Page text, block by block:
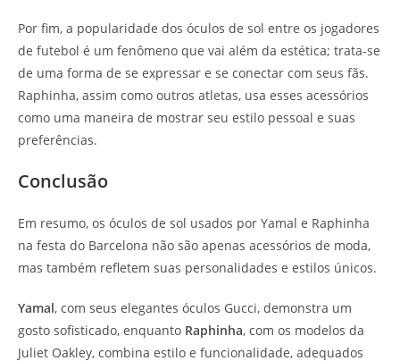
Por fim, a popularidade dos óculos de sol entre os jogadores
de futebol é um fenômeno que vai além da estética; trata-se
de uma forma de se expressar e se conectar com seus fãs.
Raphinha, assim como outros atletas, usa esses acessórios
como uma maneira de mostrar seu estilo pessoal e suas
preferências.
Conclusão
Em resumo, os óculos de sol usados por Yamal e Raphinha
na festa do Barcelona não são apenas acessórios de moda,
mas também refletem suas personalidades e estilos únicos.
Yamal, com seus elegantes óculos Gucci, demonstra um
gosto sofisticado, enquanto Raphinha, com os modelos da
Juliet Oakley, combina estilo e funcionalidade, adequados